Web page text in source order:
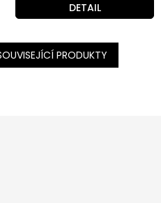
DETAIL
PRODUKTY